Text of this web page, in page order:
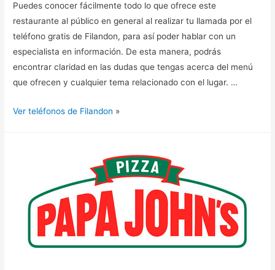
Puedes conocer fácilmente todo lo que ofrece este
restaurante al público en general al realizar tu llamada por el
teléfono gratis de Filandon, para así poder hablar con un
especialista en información. De esta manera, podrás
encontrar claridad en las dudas que tengas acerca del menú
que ofrecen y cualquier tema relacionado con el lugar. …
Ver teléfonos de Filandon »